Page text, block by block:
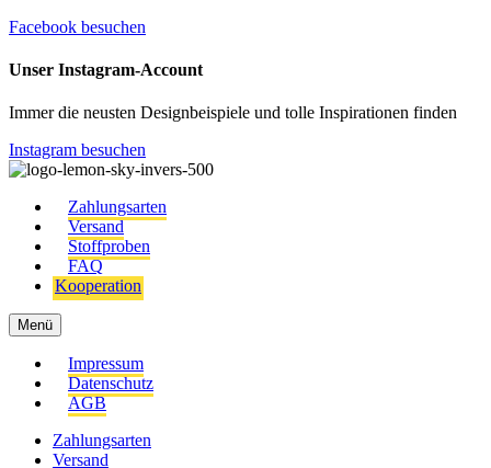
Facebook besuchen
Unser Instagram-Account
Immer die neusten Designbeispiele und tolle Inspirationen finden
Instagram besuchen
Zahlungsarten
Versand
Stoffproben
FAQ
Kooperation
Menü
Impressum
Datenschutz
AGB
Zahlungsarten
Versand